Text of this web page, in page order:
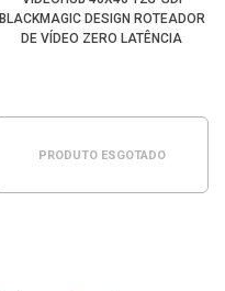
BLACKMAGIC DESIGN ROTEADOR
DE VÍDEO ZERO LATÊNCIA
PRODUTO ESGOTADO